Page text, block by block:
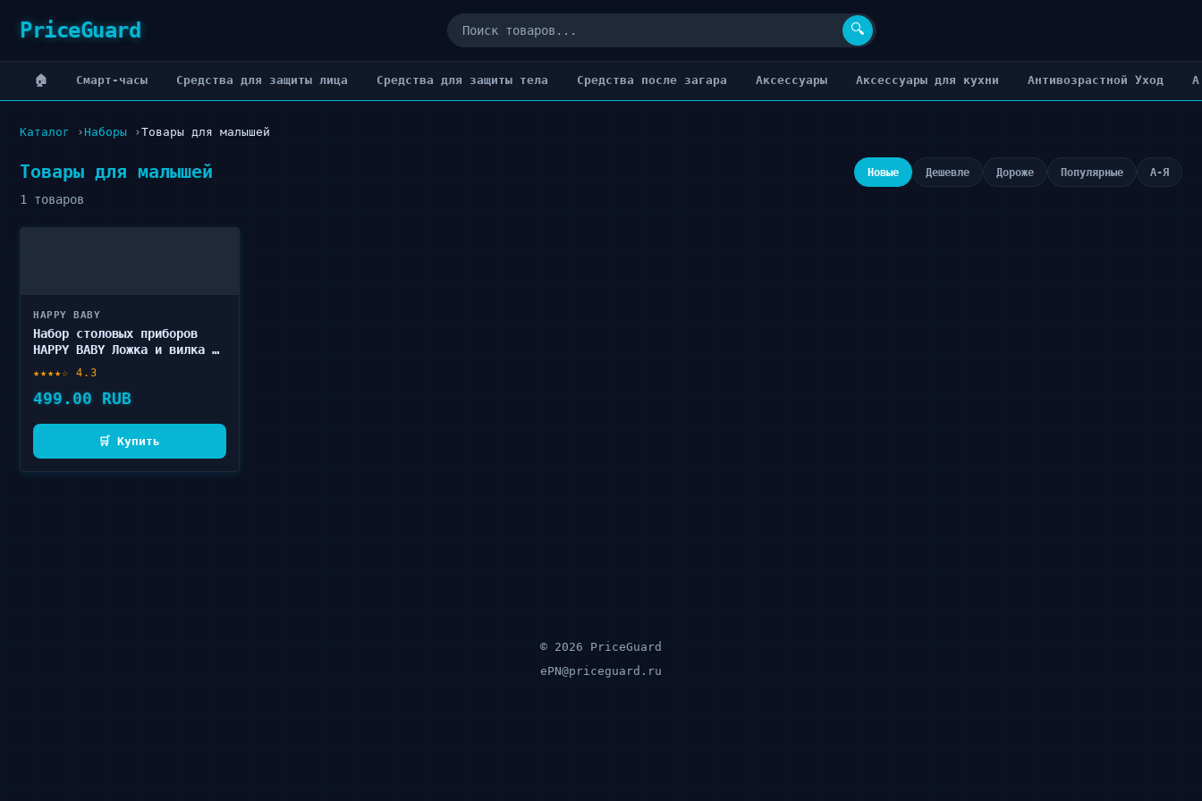
PriceGuard 🔍
🏠 Cмарт-часы Cредства для защиты лица Cредства для защиты тела Cредства после загара Аксессуары Аксессуары для кухни Антивозрастной Уход
Каталог Наборы Товары для малышей
Товары для малышей
1 товаров
Новые Дешевле Дороже Популярные А-Я
HAPPY BABY
Набор столовых приборов
HAPPY BABY Ложка и вилка 1
★★★★☆ 4.3
499.00 RUB
🛒 Купить
© 2026 PriceGuard
ePN@priceguard.ru